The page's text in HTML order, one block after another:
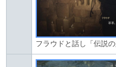
フラウドと話し「伝説